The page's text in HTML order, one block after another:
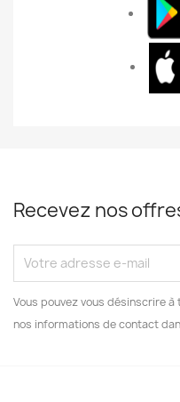
Recevez nos
Vous pouvez vous désinscrire
nos informations de contact